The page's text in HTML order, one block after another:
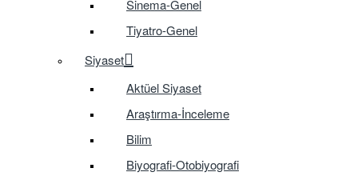
Sinema-Genel
Tiyatro-Genel
Siyaset
Aktüel Siyaset
Araştırma-İnceleme
Bilim
Biyografi-Otobiyografi